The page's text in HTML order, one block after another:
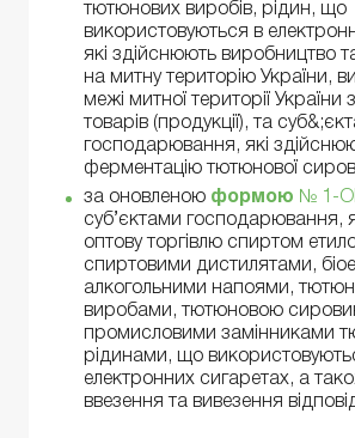
тютюнових виробів, рідин, що
використовуються в
які здійснюють виробництво
на митну територію України,
межі митної території України
товарів (продукції), та
господарювання, які
ферментацію тютюнової
за оновленою формою № 1-
суб’єктами господарювання,
оптову торгівлю спиртом
спиртовими дистилятами,
алкогольними напоями,
виробами, тютюновою
промисловими замінниками
рідинами, що
електронних сигаретах, а
ввезення та вивезення